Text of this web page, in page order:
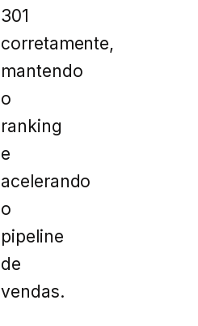
301
corretamente,
mantendo
o
ranking
e
acelerando
o
pipeline
de
vendas.